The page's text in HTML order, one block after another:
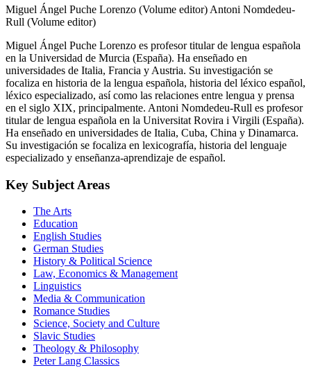
Miguel Ángel Puche Lorenzo (Volume editor) Antoni Nomdedeu-
Rull (Volume editor)
Miguel Ángel Puche Lorenzo es profesor titular de lengua española
en la Universidad de Murcia (España). Ha enseñado en
universidades de Italia, Francia y Austria. Su investigación se
focaliza en historia de la lengua española, historia del léxico español,
léxico especializado, así como las relaciones entre lengua y prensa
en el siglo XIX, principalmente. Antoni Nomdedeu-Rull es profesor
titular de lengua española en la Universitat Rovira i Virgili (España).
Ha enseñado en universidades de Italia, Cuba, China y Dinamarca.
Su investigación se focaliza en lexicografía, historia del lenguaje
especializado y enseñanza-aprendizaje de español.
Key Subject Areas
The Arts
Education
English Studies
German Studies
History & Political Science
Law, Economics & Management
Linguistics
Media & Communication
Romance Studies
Science, Society and Culture
Slavic Studies
Theology & Philosophy
Peter Lang Classics